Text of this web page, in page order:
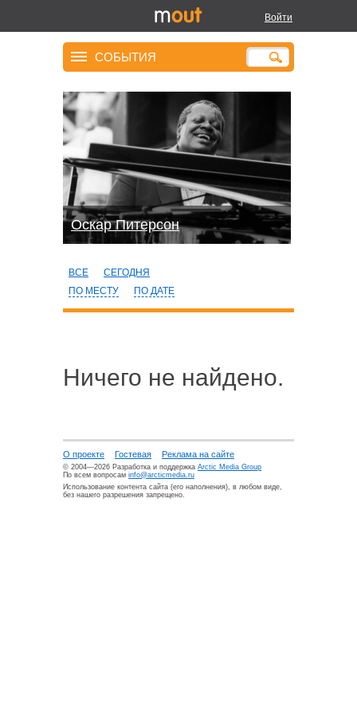
Войти
СОБЫТИЯ
Оскар Питерсон
ВСЕ
СЕГОДНЯ
ПО МЕСТУ
ПО ДАТЕ
Ничего не найдено.
О проекте Гостевая Реклама на сайте
© 2004—2026 Разработка и поддержка Arctic Media Group
По всем вопросам info@arcticmedia.ru
Использование контента сайта (его наполнения), в любом виде,
без нашего разрешения запрещено.